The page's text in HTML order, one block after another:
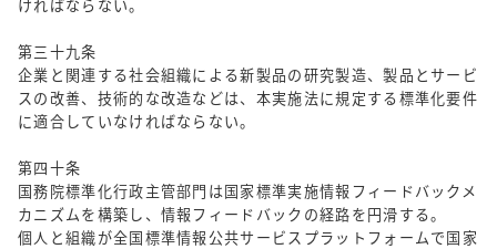
ければならない。
第三十九条
企業と関連する社会組織による新製品の研究製造、製品とサービ
スの改善、技術的な改造などは、本実施法に規定する標準化要件
に適合していなければならない。
第四十条
国務院標準化行政主管部門は国家標準実施情報フィードバックメ
カニズムを構築し、情報フィードバックの経路を円滑する。
個人と組織が全国標準情報公共サービスプラットフォームで国家